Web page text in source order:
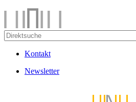
Kontakt
Newsletter